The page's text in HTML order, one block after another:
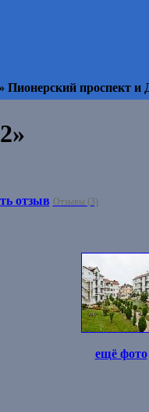
Пионерский проспект и
отзыв Отзывы (3)
ещё фото